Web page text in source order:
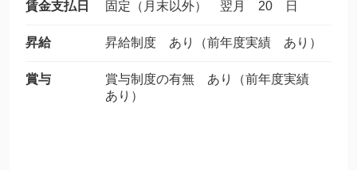
賃金支払日 固定（月末以外） 翌月 20 日
昇給 昇給制度 あり（前年度実績 あり）
賞与
賞与制度の有無 あり（前年度実績
あり）